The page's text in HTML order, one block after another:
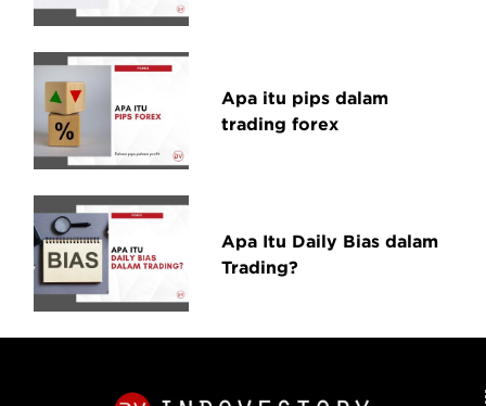
Apa itu pips dalam
trading forex
Apa Itu Daily Bias dalam
Trading?